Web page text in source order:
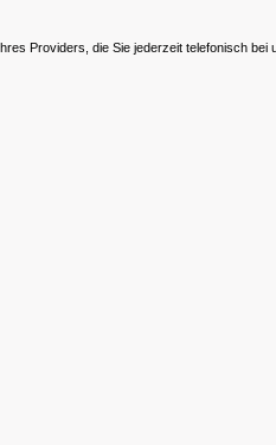
Providers, die Sie jederzeit telefonisch bei